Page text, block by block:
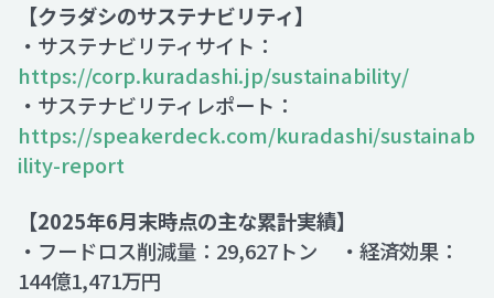
【クラダシのサステナビリティ】
・サステナビリティサイト：
https://corp.kuradashi.jp/sustainability/
・サステナビリティレポート：
https://speakerdeck.com/kuradashi/sustainab
ility-report
【2025年6月末時点の主な累計実績】
・フードロス削減量：29,627トン ・経済効果：
144億1,471万円